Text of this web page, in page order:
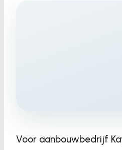
Voor aanbouwbedrijf